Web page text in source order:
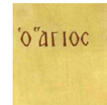
ανάμνησιν